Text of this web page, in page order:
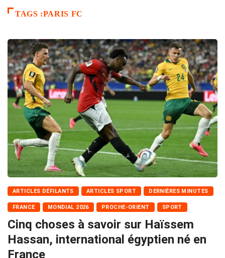
TAGS :PARIS FC
ARTICLES DÉFILANTS ARTICLES SPORT DERNIÈRES MINUTES
FRANCE MONDIAL 2026 PROCHE-ORIENT SPORT
Cinq choses à savoir sur Haïssem
Hassan, international égyptien né en
France